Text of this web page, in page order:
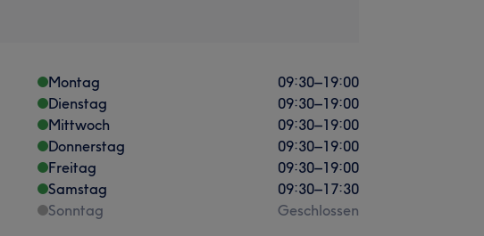
Montag 09:30–19:00
Dienstag
09:30–19:00
Mittwoch
09:30–19:00
Donnerstag
09:30–19:00
Freitag
09:30–19:00
Samstag
09:30–17:30
Sonntag
Geschlossen